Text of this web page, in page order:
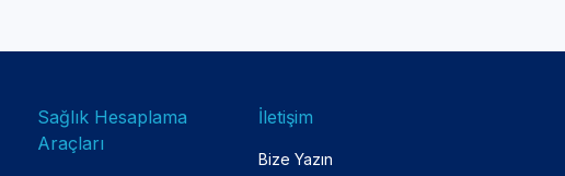
Sağlık Hesaplama
Araçları
İletişim
Bize Yazın